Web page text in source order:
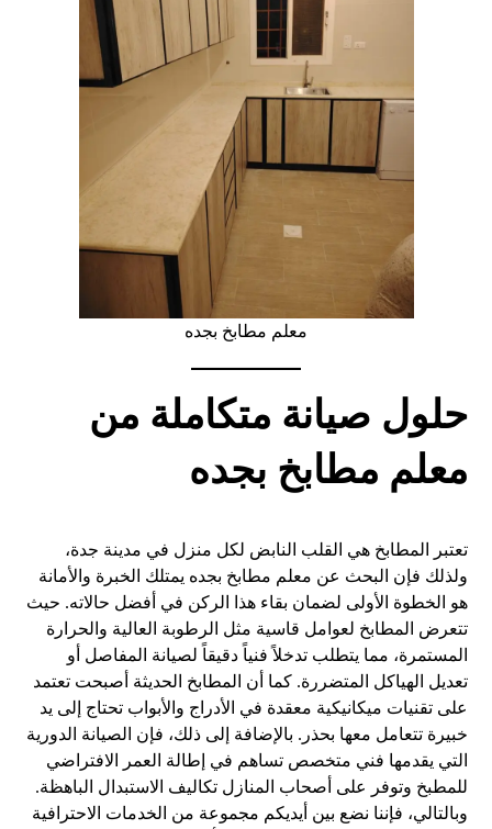
معلم مطابخ بجده
حلول صيانة متكاملة من
معلم مطابخ بجده
تعتبر المطابخ هي القلب النابض لكل منزل في مدينة جدة،
ولذلك فإن البحث عن معلم مطابخ بجده يمتلك الخبرة والأمانة
هو الخطوة الأولى لضمان بقاء هذا الركن في أفضل حالاته. حيث
تتعرض المطابخ لعوامل قاسية مثل الرطوبة العالية والحرارة
المستمرة، مما يتطلب تدخلاً فنياً دقيقاً لصيانة المفاصل أو
تعديل الهياكل المتضررة. كما أن المطابخ الحديثة أصبحت تعتمد
على تقنيات ميكانيكية معقدة في الأدراج والأبواب تحتاج إلى يد
خبيرة تتعامل معها بحذر. بالإضافة إلى ذلك، فإن الصيانة الدورية
التي يقدمها فني متخصص تساهم في إطالة العمر الافتراضي
للمطبخ وتوفر على أصحاب المنازل تكاليف الاستبدال الباهظة.
وبالتالي، فإننا نضع بين أيديكم مجموعة من الخدمات الاحترافية